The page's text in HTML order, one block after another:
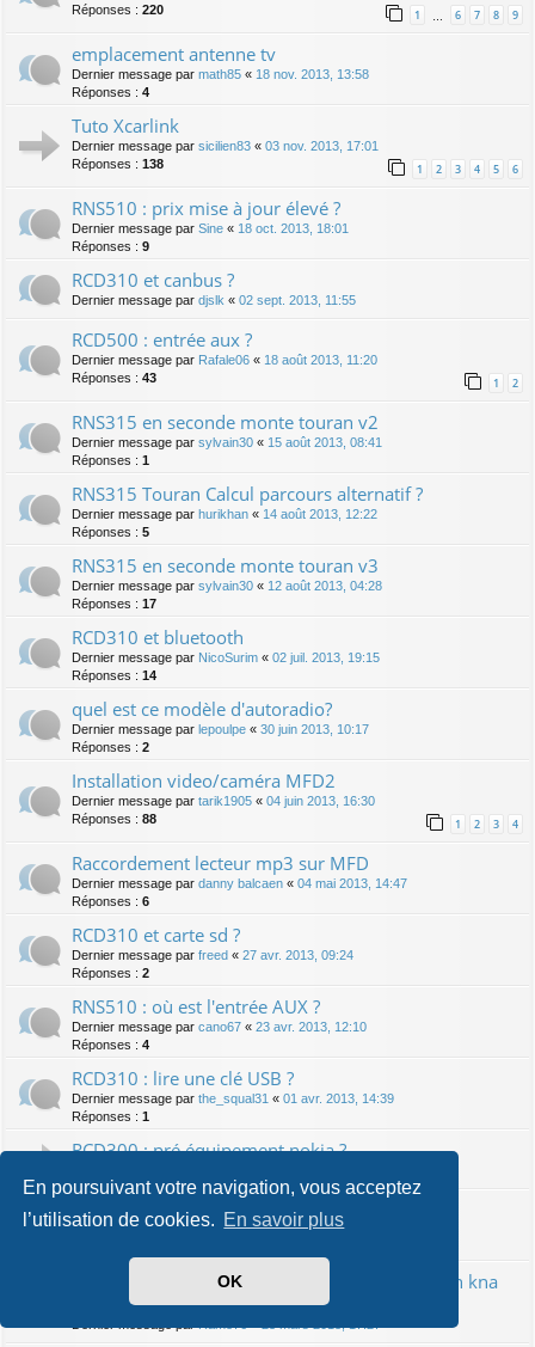
En poursuivant votre navigation, vous acceptez
l’utilisation de cookies. En savoir plus
OK
Réponses : 220 1 6 7 8 9
emplacement antenne tv
Dernier message par math85 « 18 nov. 2013, 13:58
Réponses : 4
Tuto Xcarlink
Dernier message par sicilien83 « 03 nov. 2013, 17:01
Réponses : 138 1 2 3 4 5 6
RNS510 : prix mise à jour élevé ?
Dernier message par Sine « 18 oct. 2013, 18:01
Réponses : 9
RCD310 et canbus ?
Dernier message par djslk « 02 sept. 2013, 11:55
RCD500 : entrée aux ?
Dernier message par Rafale06 « 18 août 2013, 11:20
Réponses : 43 1 2
RNS315 en seconde monte touran v2
Dernier message par sylvain30 « 15 août 2013, 08:41
Réponses : 1
RNS315 Touran Calcul parcours alternatif ?
Dernier message par hurikhan « 14 août 2013, 12:22
Réponses : 5
RNS315 en seconde monte touran v3
Dernier message par sylvain30 « 12 août 2013, 04:28
Réponses : 17
RCD310 et bluetooth
Dernier message par NicoSurim « 02 juil. 2013, 19:15
Réponses : 14
quel est ce modèle d'autoradio?
Dernier message par lepoulpe « 30 juin 2013, 10:17
Réponses : 2
Installation video/caméra MFD2
Dernier message par tarik1905 « 04 juin 2013, 16:30
Réponses : 88 1 2 3 4
Raccordement lecteur mp3 sur MFD
Dernier message par danny balcaen « 04 mai 2013, 14:47
Réponses : 6
RCD310 et carte sd ?
Dernier message par freed « 27 avr. 2013, 09:24
Réponses : 2
RNS510 : où est l'entrée AUX ?
Dernier message par cano67 « 23 avr. 2013, 12:10
Réponses : 4
RCD310 : lire une clé USB ?
Dernier message par the_squal31 « 01 avr. 2013, 14:39
Réponses : 1
RCD300 : pré équipement nokia ?
RCD500 : fiches à l'arrière ?
Dernier message parmegamach1975«24 mars 2013, 14:06
Kenwood ddx 7025 avec système de navigation kna
dv-3200